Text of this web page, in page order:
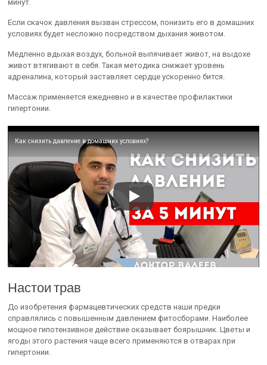
минут.
Если скачок давления вызван стрессом, понизить его в домашних
условиях будет несложно посредством дыхания животом.
Медленно вдыхая воздух, больной выпячивает живот, на выдохе
живот втягивают в себя. Такая методика снижает уровень
адреналина, который заставляет сердце ускоренно бится.
Массаж применяется ежедневно и в качестве профилактики
гипертонии.
Как снизить давление в домашних условиях?
Настои трав
До изобретения фармацевтических средств наши предки
справлялись с повышенным давлением фитосборами. Наиболее
мощное гипотензивное действие оказывает боярышник. Цветы и
ягоды этого растения чаще всего применяются в отварах при
гипертонии.